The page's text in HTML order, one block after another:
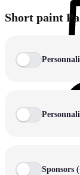
Short paint
Sponsors